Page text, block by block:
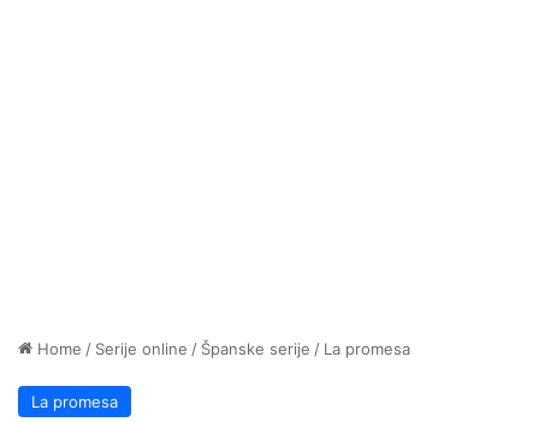
Home / Serije online / Španske serije / La promesa
La promesa